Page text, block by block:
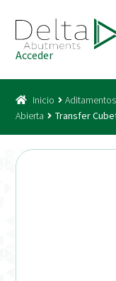
a
la
navegación
al
contenido
Acceso
Acceder
Inicio Aditamentos
Abierta
Transfer